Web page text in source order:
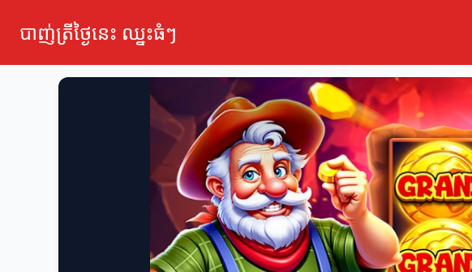
បាញ់ត្រីថ្ងៃនេះ ឈ្នះធំៗ